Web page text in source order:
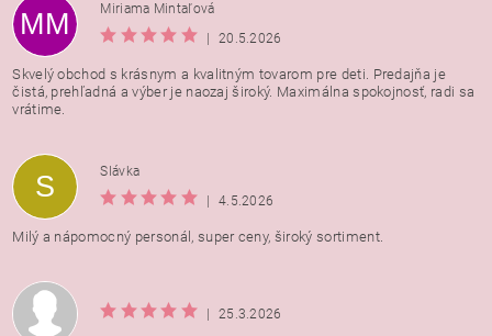
Vložením hodnotenie súhlasíte s
osobných údajov
MM
Miriama Mintaľová
|
20.5.2026
Skvelý obchod s krásnym a kvalitným tovarom pre deti. Predajňa je
čistá, prehľadná a výber je naozaj široký. Maximálna spokojnosť, radi sa
vrátime.
S
Slávka
|
4.5.2026
Milý a nápomocný personál, super ceny, široký sortiment.
| 25.3.2026